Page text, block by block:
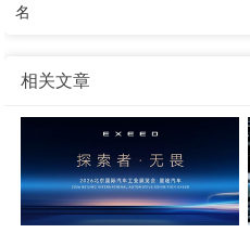
名
相关文章